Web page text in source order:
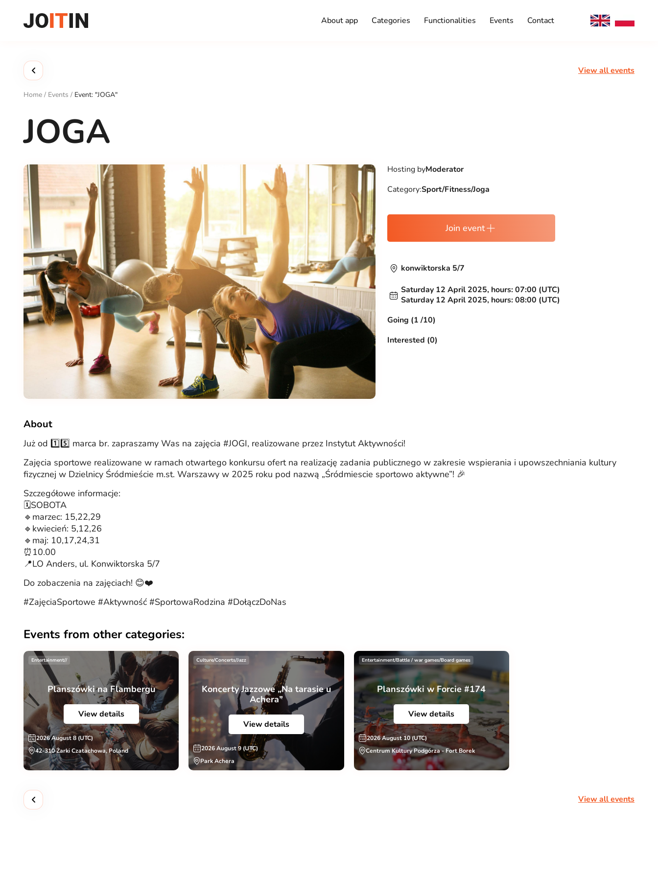
content
About app Categories Functionalities Events Contact
View all events
Home / Events / Event: "JOGA"
JOGA
Hosting byModerator
Category:Sport/Fitness/Joga
Join event
konwiktorska 5/7
Saturday 12 April 2025, hours: 07:00 (UTC)
Saturday 12 April 2025, hours: 08:00 (UTC)
Going (1 /10)
Interested (0)
About
Już od 1️⃣5️⃣ marca br. zapraszamy Was na zajęcia #JOGI, realizowane przez Instytut Aktywności!
Zajęcia sportowe realizowane w ramach otwartego konkursu ofert na realizację zadania publicznego w zakresie wspierania i upowszechniania kultury
fizycznej w Dzielnicy Śródmieście m.st. Warszawy w 2025 roku pod nazwą „Śródmiescie sportowo aktywne”! 🎉
Szczegółowe informacje:
🗓️SOBOTA
🔹marzec: 15,22,29
🔹kwiecień: 5,12,26
🔹maj: 10,17,24,31
⏰10.00
📍LO Anders, ul. Konwiktorska 5/7
Do zobaczenia na zajęciach! 😊❤️
#ZajęciaSportowe #Aktywność #SportowaRodzina #DołączDoNas
Events from other categories:
Entertainment//
Planszówki na Flambergu
View details
2026 August 8 (UTC)
42-310 Żarki Czatachowa, Poland
Culture/Concerts/Jazz
Koncerty Jazzowe „Na tarasie u
Achera”
View details
2026 August 9 (UTC)
Park Achera
Entertainment/Battle / war games/Board games
Planszówki w Forcie #174
View details
2026 August 10 (UTC)
Centrum Kultury Podgórza - Fort Borek
View all events